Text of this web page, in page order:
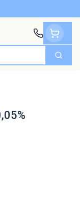
Zoek